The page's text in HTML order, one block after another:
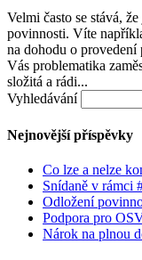
Velmi často se stává,
povinnosti. Víte
na dohodu o provedení
Vás problematika
složitá a rádi...
Vyhledávání
Nejnovější příspěvky
Co lze a nelze
Snídaně v rámci
Odložení
Podpora pro
Nárok na plnou